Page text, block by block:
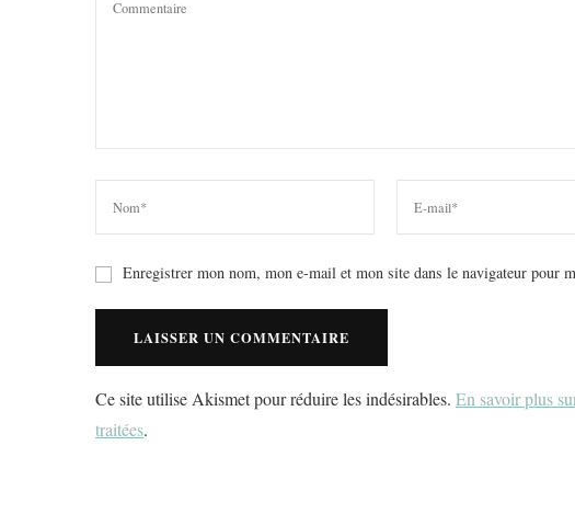
Enregistrer mon nom, mon e-mail et mon site dans le navigateur pour
Ce site utilise Akismet pour réduire les indésirables. En savoir plus
traitées.